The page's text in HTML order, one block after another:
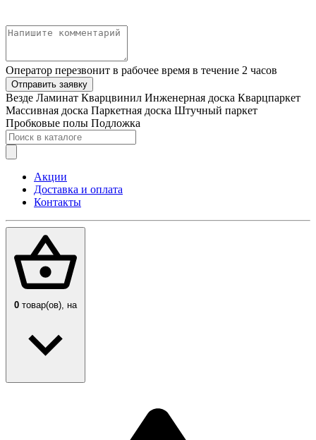
Оператор перезвонит в рабочее время в течение 2 часов
Отправить заявку
Везде Ламинат Кварцвинил Инженерная доска Кварцпаркет
Массивная доска Паркетная доска Штучный паркет
Пробковые полы Подложка
Акции
Доставка и оплата
Контакты
0 товар(ов), на